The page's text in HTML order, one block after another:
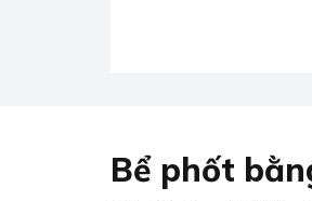
Bể phốt